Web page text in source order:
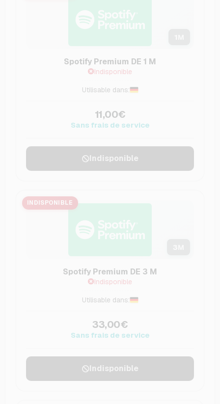
Spotify Premium DE 1 M
Indisponible
Utilisable dans:
11,00€
Sans frais de service
Indisponible
INDISPONIBLE
Spotify Premium DE 3 M
Indisponible
Utilisable dans:
33,00€
Sans frais de service
Indisponible